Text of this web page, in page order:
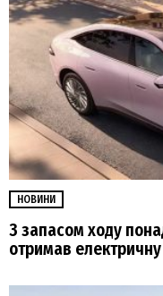
НОВИНИ
З запасом ходу
отримав